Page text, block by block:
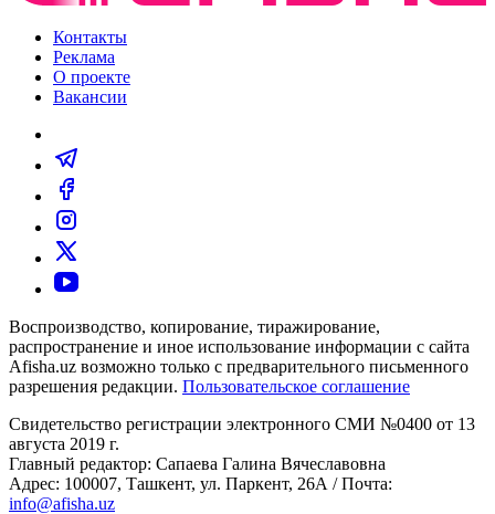
Контакты
Реклама
О проекте
Вакансии
Воспроизводство, копирование, тиражирование,
распространение и иное использование информации с сайта
Afisha.uz возможно только с предварительного письменного
разрешения редакции. Пользовательское соглашение
Свидетельство регистрации электронного СМИ №0400 от 13
августа 2019 г.
Главный редактор: Сапаева Галина Вячеславовна
Адрес: 100007, Ташкент, ул. Паркент, 26А / Почта:
info@afisha.uz